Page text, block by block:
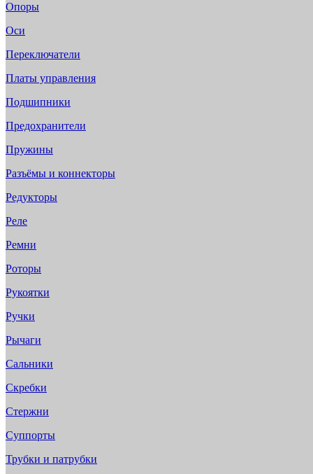
Опоры
Оси
Переключатели
Платы управления
Подшипники
Предохранители
Пружины
Разъёмы и коннекторы
Редукторы
Реле
Ремни
Роторы
Рукоятки
Ручки
Рычаги
Сальники
Скребки
Стержни
Суппорты
Трубки и патрубки